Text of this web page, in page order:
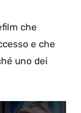
che
e che
uno dei